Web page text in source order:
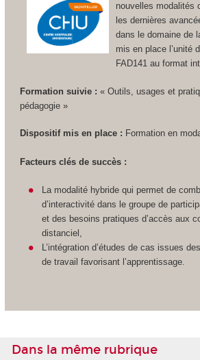
nouvelles modalités
les dernières
dans le domaine de
mis en place l’unité
FAD141 au format
Formation suivie : « Outils, usages et
pédagogie »
Dispositif mis en place : Formation en
Facteurs clés de succès :
La modalité hybride qui permet de
d’interactivité dans le groupe de
et des besoins pratiques d’accès aux
distanciel,
L’intégration d’études de cas issues
de travail favorisant l’apprentissage.
Dans la même rubrique